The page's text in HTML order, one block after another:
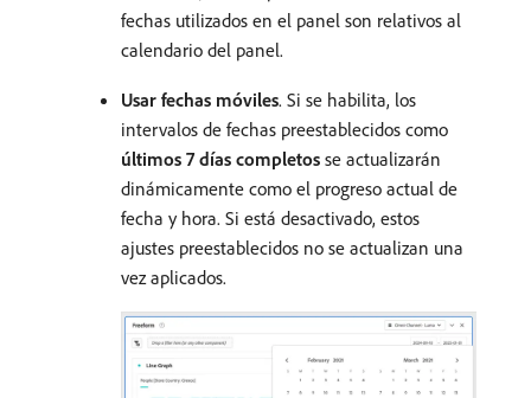
fechas utilizados en el panel son relativos al
calendario del panel.
Usar fechas móviles. Si se habilita, los
intervalos de fechas preestablecidos como
últimos 7 días completos se actualizarán
dinámicamente como el progreso actual de
fecha y hora. Si está desactivado, estos
ajustes preestablecidos no se actualizan una
vez aplicados.